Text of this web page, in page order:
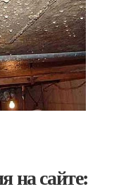
на сайте: